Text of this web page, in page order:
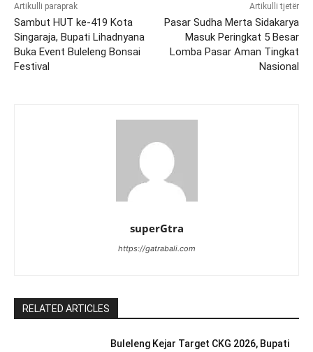
Artikulli paraprak
Sambut HUT ke-419 Kota
Singaraja, Bupati Lihadnyana
Buka Event Buleleng Bonsai
Festival
Artikulli tjetër
Pasar Sudha Merta Sidakarya
Masuk Peringkat 5 Besar
Lomba Pasar Aman Tingkat
Nasional
superGtra
https://gatrabali.com
RELATED ARTICLES
Buleleng Kejar Target CKG 2026, Bupati